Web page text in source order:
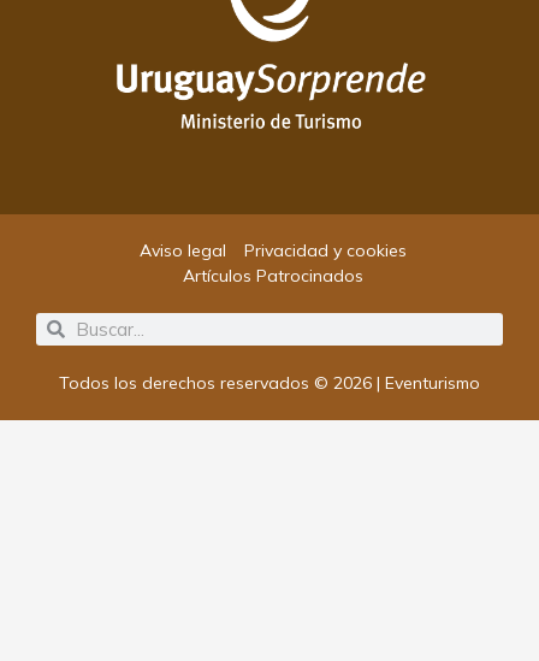
Todos los derechos reservados © 2026 | Eventurismo
SearchSearch
Aviso legal
Privacidad y cookies
Artículos Patrocinados